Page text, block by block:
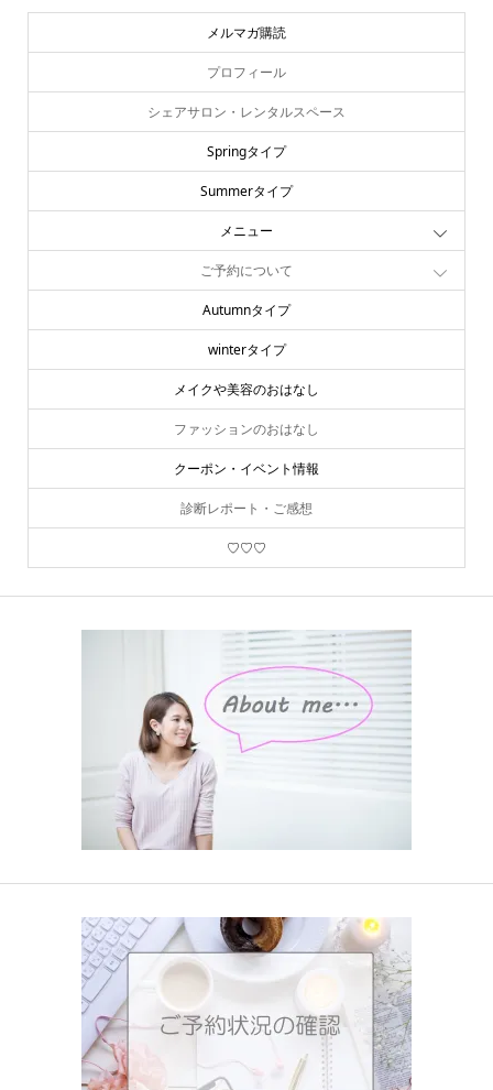
メルマガ購読
プロフィール
シェアサロン・レンタルスペース
Springタイプ
Summerタイプ
メニュー
ご予約について
Autumnタイプ
winterタイプ
メイクや美容のおはなし
ファッションのおはなし
クーポン・イベント情報
診断レポート・ご感想
♡♡♡